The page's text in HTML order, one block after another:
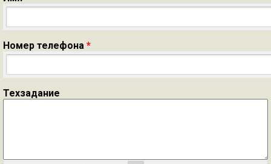
Номер телефона *
Техзадание